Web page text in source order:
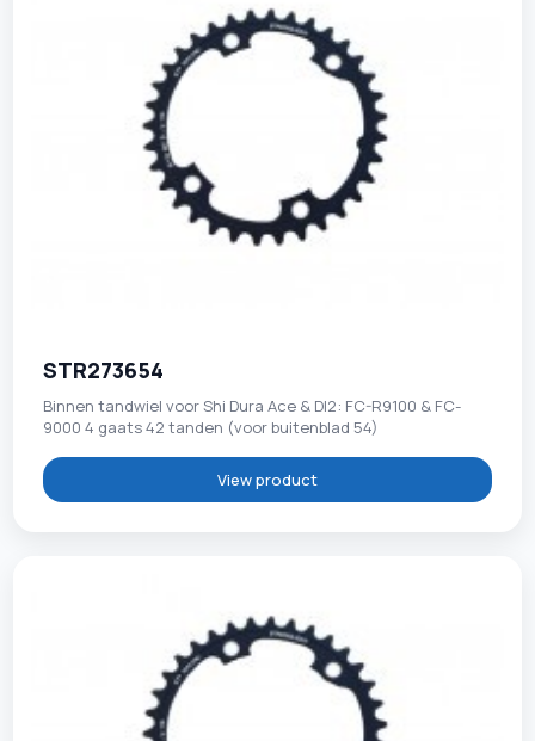
STR273654
Binnen tandwiel voor Shi Dura Ace & DI2: FC-R9100 & FC-
9000 4 gaats 42 tanden (voor buitenblad 54)
View product